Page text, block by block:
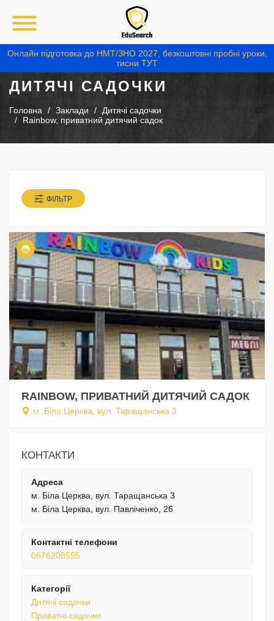
Онлайн підготовка до НМТ/ЗНО 2027, безкоштовні пробні уроки,
тисни ТУТ
ДИТЯЧІ САДОЧКИ
Головна Заклади
Дитячі садочки
Rainbow, приватний дитячий садок
ФІЛЬТР
RAINBOW, ПРИВАТНИЙ ДИТЯЧИЙ САДОК
м. Біла Церква, вул. Таращанська 3
КОНТАКТИ
Адреса
м. Біла Церква, вул. Таращанська 3
м. Біла Церква, вул. Павліченко, 26
Контактні телефони
0676208555
Категорії
Дитячі садочки
Приватні садочки